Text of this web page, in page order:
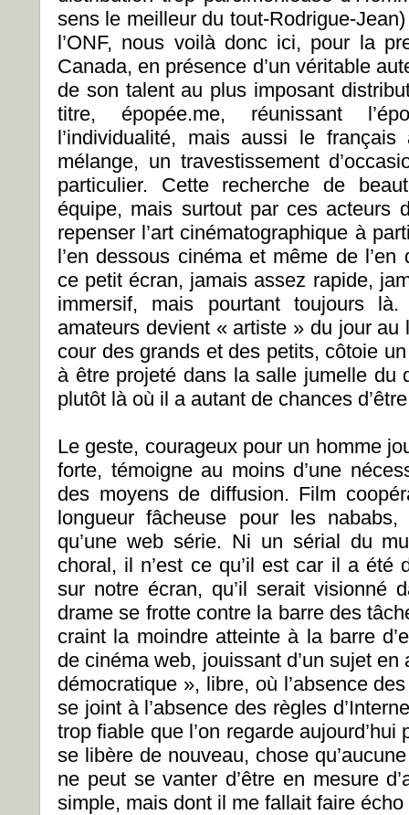
sens le meilleur du tout-Rodrigue-
l’ONF, nous voilà donc ici, pour la
Canada, en présence d’un véritable
de son talent au plus imposant
titre, épopée.me, réunissant
l’individualité, mais aussi le
mélange, un travestissement
particulier. Cette recherche de
équipe, mais surtout par ces acteurs
repenser l’art cinématographique à
l’en dessous cinéma et même de
ce petit écran, jamais assez rapide,
immersif, mais pourtant toujours
amateurs devient « artiste » du jour
cour des grands et des petits, côtoie
à être projeté dans la salle jumelle du
plutôt là où il a autant de chances
Le geste, courageux pour un homme
forte, témoigne au moins d’une
des moyens de diffusion. Film
longueur fâcheuse pour les nababs,
qu’une web série. Ni un sérial du
choral, il n’est ce qu’il est car il a été
sur notre écran, qu’il serait visionné
drame se frotte contre la barre des
craint la moindre atteinte à la barre
de cinéma web, jouissant d’un sujet
démocratique », libre, où l’absence
se joint à l’absence des règles
trop fiable que l’on regarde
se libère de nouveau, chose
ne peut se vanter d’être en mesure
simple, mais dont il me fallait faire